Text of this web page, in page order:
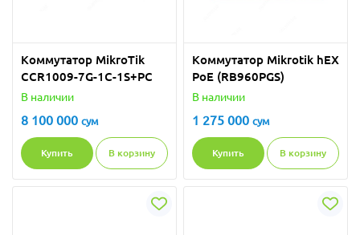
Коммутатор MikroTik
CCR1009-7G-1C-1S+PC
В наличии
8 100 000 сум
Купить В корзину
Коммутатор Mikrotik hEX
PoE (RB960PGS)
В наличии
1 275 000 сум
Купить В корзину